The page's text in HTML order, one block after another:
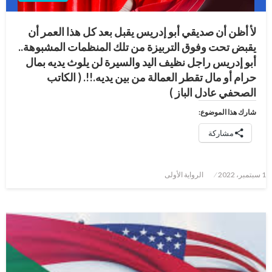
لأ أظن أن صديقي أبو إدريس يقبل بعد كل هذا العمر أن
يقبض تحت وفوق التربيزة من تلك المنظمات المشبوهة..
أبو إدريس راجل نظيف اليد والسيرة لن يلوث يديه بمال
حرام أو مال تقطر العمالة من بين يديه.!!. ( الكاتب
الصحفي عادل الباز )
شارك هذا الموضوع:
مشاركة
نُشر1 سبتمبر، 2022 الرواية الأولى